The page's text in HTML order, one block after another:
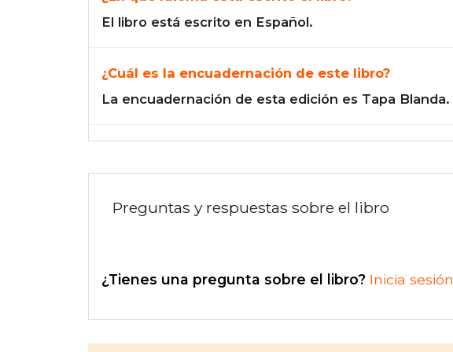
El libro está escrito en Español.
¿Cuál es la encuadernación de este libro?
La encuadernación de esta edición es Tapa Blanda.
Preguntas y respuestas sobre el libro
¿Tienes una pregunta sobre el libro? Inicia sesión